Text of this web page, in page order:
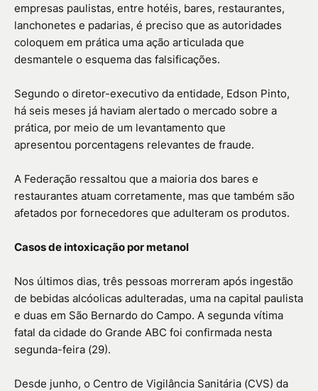
empresas paulistas, entre hotéis, bares, restaurantes,
lanchonetes e padarias, é preciso que as autoridades
coloquem em prática uma ação articulada que
desmantele o esquema das falsificações.
Segundo o diretor-executivo da entidade, Edson Pinto,
há seis meses já haviam alertado o mercado sobre a
prática, por meio de um levantamento que
apresentou porcentagens relevantes de fraude.
A Federação ressaltou que a maioria dos bares e
restaurantes atuam corretamente, mas que também são
afetados por fornecedores que adulteram os produtos.
Casos de intoxicação por metanol
Nos últimos dias, três pessoas morreram após ingestão
de bebidas alcóolicas adulteradas, uma na capital paulista
e duas em São Bernardo do Campo. A segunda vítima
fatal da cidade do Grande ABC foi confirmada nesta
segunda-feira (29).
Desde junho, o Centro de Vigilância Sanitária (CVS) da